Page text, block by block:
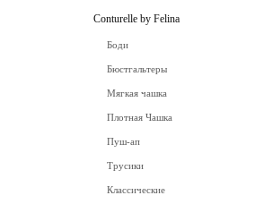
Conturelle by Felina
Боди
Бюстгальтеры
Мягкая чашка
Плотная Чашка
Пуш-ап
Трусики
Классические